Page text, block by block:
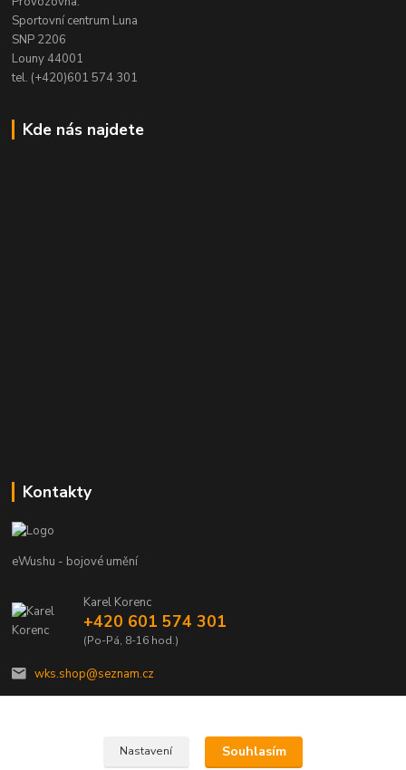
Sportovní centrum Luna
SNP 2206
Louny 44001
tel. (+420)601 574 301
Kde nás najdete
Kontakty
eWushu - bojové umění
Karel Korenc
+420 601 574 301
(Po-Pá, 8-16 hod.)
wks.shop@seznam.cz
Nastavení Souhlasím